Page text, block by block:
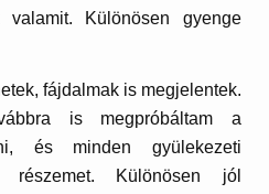
Különösen gyenge
fájdalmak is megjelentek.
is megpróbáltam a
és minden gyülekezeti
Különösen jól